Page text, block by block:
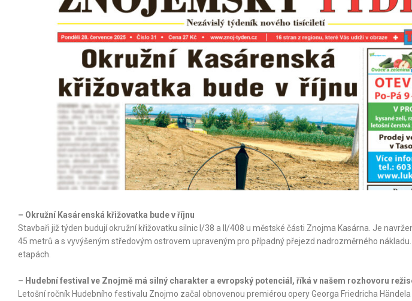
– Okružní Kasárenská křižovatka bude v říjnu
Stavbaři již týden budují okružní křižovatku silnic I/38 a II/408 u městské části Znojma Kasárna. Je
45 metrů a s vyvýšeným středovým ostrovem upraveným pro případný přejezd nadrozměrného
etapách.
– Hudební festival ve Znojmě má silný charakter a evropský potenciál, říká v našem rozhovoru
Letošní ročník Hudebního festivalu Znojmo začal obnovenou premiérou opery Georga Friedricha